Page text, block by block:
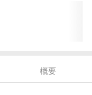
概要